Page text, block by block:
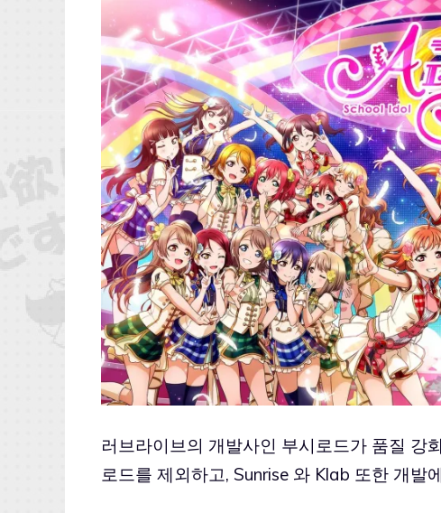
러브라이브의 개발사인 부시로드가 품질 강
로드를 제외하고, Sunrise 와 Klab 또한 개발